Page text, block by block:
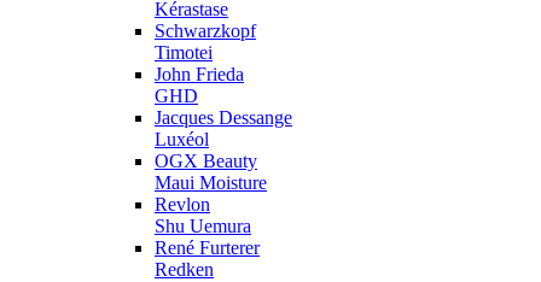
Kérastase
Schwarzkopf
Timotei
John Frieda
GHD
Jacques Dessange
Luxéol
OGX Beauty
Maui Moisture
Revlon
Shu Uemura
René Furterer
Redken